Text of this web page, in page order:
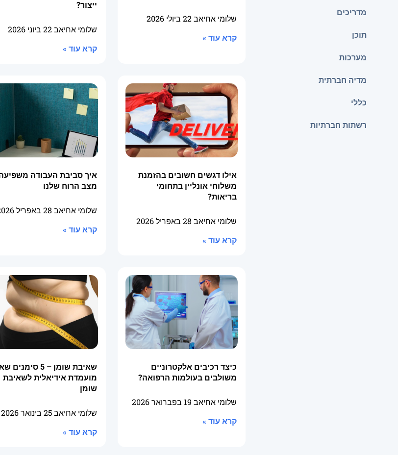
מדריכים
תוכן
מערכות
מדיה חברתית
כללי
רשתות חברתיות
שלומי אחיאב22 ביולי 2026
קרא עוד »
ייצור?
שלומי אחיאב22 ביוני 2026
קרא עוד »
אילו דגשים חשובים בהזמנת
משלוחי אונליין בתחומי
בריאות?
שלומי אחיאב 28 באפריל 2026
קרא עוד »
איך סביבת העבודה
מצב הרוח שלנו
שלומי אחיאב 28 באפריל 2026
קרא עוד »
כיצד רכיבים אלקטרוניים
משולבים בעולמות הרפואה?
שלומי אחיאב 19 בפברואר 2026
קרא עוד »
שאיבת שומן – 5
מועמדת אידיאלית לשאיבת
שומן
שלומי אחיאב25 בינואר 2026
קרא עוד »